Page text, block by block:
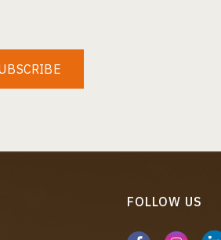
FOLLOW US